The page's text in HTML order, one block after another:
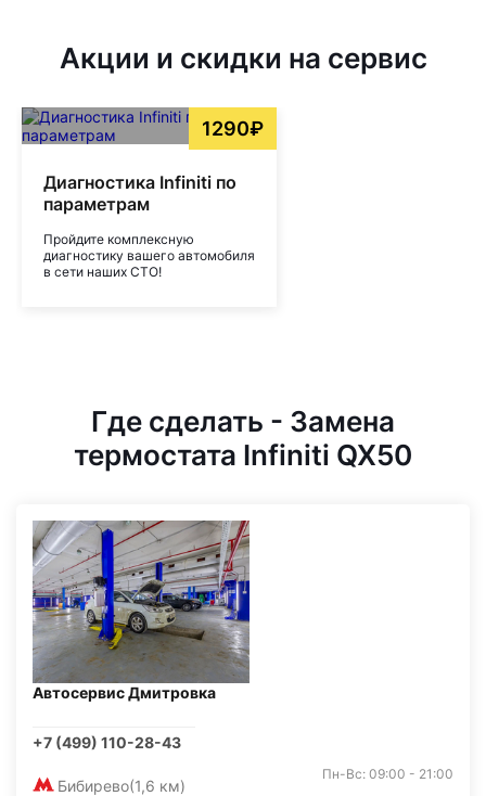
Акции и скидки на сервис
1290₽
Диагностика Infiniti по
параметрам
Пройдите комплексную
диагностику вашего автомобиля
в сети наших СТО!
Где сделать - Замена
термостата Infiniti QX50
Автосервис Дмитровка
+7 (499) 110-28-43
Бибирево(1,6 км)
Пн-Вс: 09:00 - 21:00